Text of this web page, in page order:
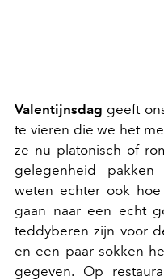
Valentijnsdag geeft
te vieren die we het
ze nu platonisch of
gelegenheid
weten echter ook
gaan naar een echt
teddyberen zijn voor
en een paar sokken
gegeven. Op